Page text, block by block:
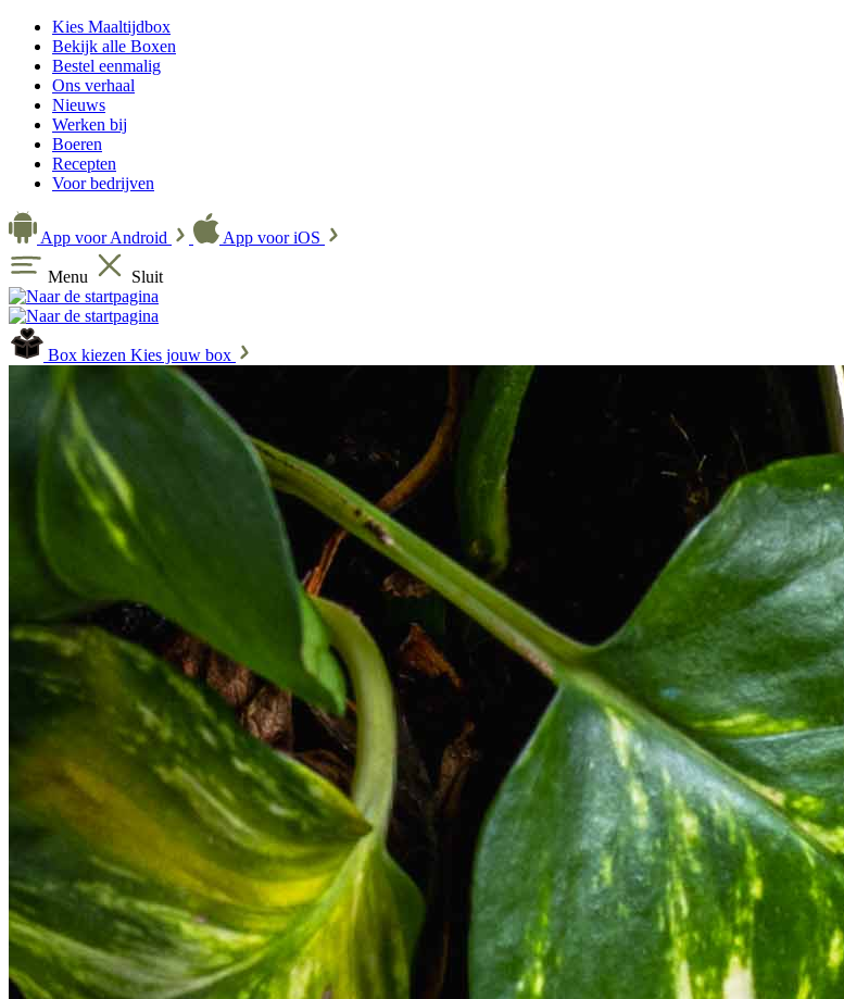
Kies Maaltijdbox
Bekijk alle Boxen
Bestel eenmalig
Ons verhaal
Nieuws
Werken bij
Boeren
Recepten
Voor bedrijven
App voor Android App voor iOS
Menu Sluit
Box kiezen Kies jouw box